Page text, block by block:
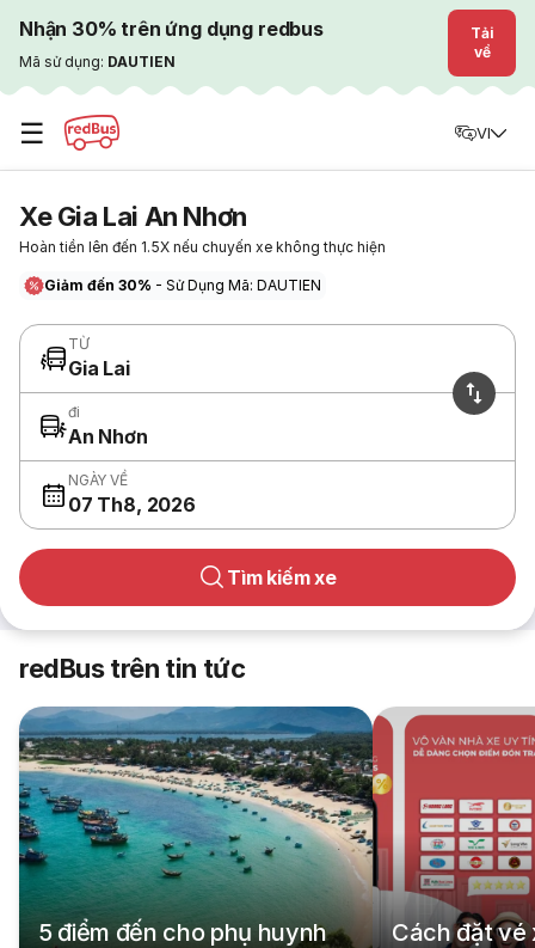
Nhận 30% trên ứng dụng redbus
Mã sử dụng: DAUTIEN
Tải
về
☰ VI
Xe Gia Lai An Nhơn
Hoàn tiền lên đến 1.5X nếu chuyến xe không thực hiện
Giảm đến 30% - Sử Dụng Mã: DAUTIEN
TỪ
Gia Lai
đi
An Nhơn
NGÀY VỀ
07 Th8, 2026
Tìm kiếm xe
redBus trên tin tức
5 điểm đến cho phụ huynh
Cách đặt vé